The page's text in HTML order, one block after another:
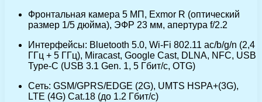
Фронтальная камера 5 МП, Exmor R (оптический
размер 1/5 дюйма), ЭФР 23 мм, апертура f/2.2
Интерфейсы: Bluetooth 5.0, Wi-Fi 802.11 ac/b/g/n (2,4
ГГц + 5 ГГц), Miracast, Google Cast, DLNA, NFC, USB
Type-C (USB 3.1 Gen. 1, 5 Гбит/с, OTG)
Сеть: GSM/GPRS/EDGE (2G), UMTS HSPA+(3G),
LTE (4G) Cat.18 (до 1.2 Гбит/с)